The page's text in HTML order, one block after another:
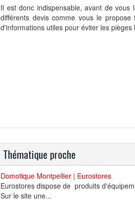
Il est donc indispensable, avant de vous
différents devis comme vous le
d'informations utiles pour éviter les pièges
Thématique proche
Domotique Montpellier | Eurostores
Eurostores dispose de produits
Sur le site une...